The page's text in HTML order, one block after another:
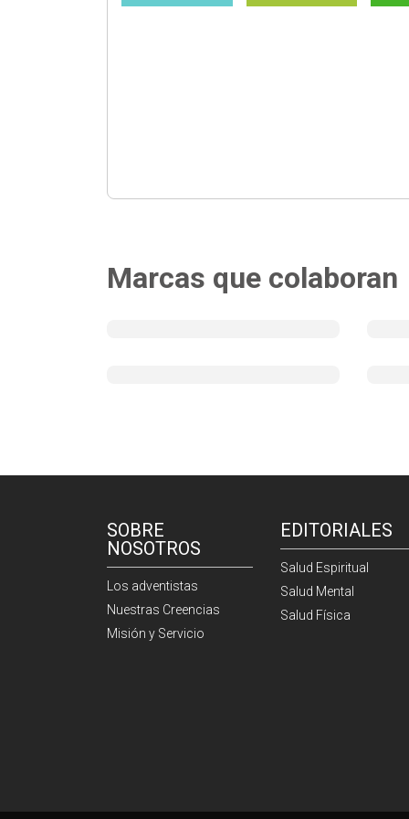
Marcas que colaboran
SOBRE
NOSOTROS
Los adventistas
Nuestras Creencias
Misión y Servicio
EDITORIALES
Salud Espiritual
Salud Mental
Salud Física